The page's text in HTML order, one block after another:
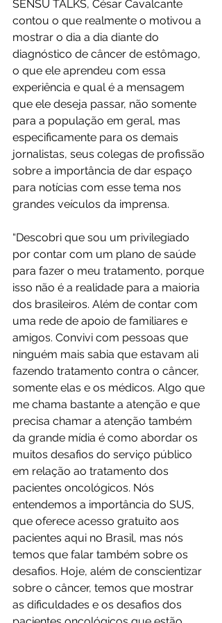
SENSU TALKS, César Cavalcante
contou o que realmente o motivou a
mostrar o dia a dia diante do
diagnóstico de câncer de estômago,
o que ele aprendeu com essa
experiência e qual é a mensagem
que ele deseja passar, não somente
para a população em geral, mas
especificamente para os demais
jornalistas, seus colegas de profissão
sobre a importância de dar espaço
para notícias com esse tema nos
grandes veículos da imprensa.
“Descobri que sou um privilegiado
por contar com um plano de saúde
para fazer o meu tratamento, porque
isso não é a realidade para a maioria
dos brasileiros. Além de contar com
uma rede de apoio de familiares e
amigos. Convivi com pessoas que
ninguém mais sabia que estavam ali
fazendo tratamento contra o câncer,
somente elas e os médicos. Algo que
me chama bastante a atenção e que
precisa chamar a atenção também
da grande mídia é como abordar os
muitos desafios do serviço público
em relação ao tratamento dos
pacientes oncológicos. Nós
entendemos a importância do SUS,
que oferece acesso gratuito aos
pacientes aqui no Brasil, mas nós
temos que falar também sobre os
desafios. Hoje, além de conscientizar
sobre o câncer, temos que mostrar
as dificuldades e os desafios dos